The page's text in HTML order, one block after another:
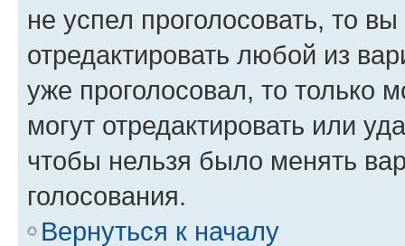
не успел проголосовать, то
отредактировать любой из
уже проголосовал, то только
могут отредактировать или
чтобы нельзя было менять
голосования.
Вернуться к началу